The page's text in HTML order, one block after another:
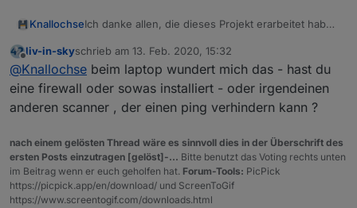
KnallochseIch danke allen, die dieses Projekt erarbeitet haben
Ich konnte mit meinen bescheidenen Kenntnissen
das ganze ohne große Probleme in meinem
Synology Container installieren.
In meiner Vis ist es auch schon gelandet.
Offline
liv-in-skyschrieb am 13. Feb. 2020, 15:32
zuletzt editiert von
@Knallochse beim laptop wundert mich das - hast du
eine firewall oder sowas installiert - oder irgendeinen
anderen scanner , der einen ping verhindern kann ?
nach einem gelösten Thread wäre es sinnvoll dies in der Überschrift des
ersten Posts einzutragen [gelöst]-... Bitte benutzt das Voting rechts unten
im Beitrag wenn er euch geholfen hat. Forum-Tools: PicPick
https://picpick.app/en/download/ und ScreenToGif
https://www.screentogif.com/downloads.html